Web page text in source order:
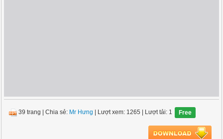
39 trang |Chia sẻ: Mr Hưng | Lượt xem: 1265 | Lượt tải: 1 Free